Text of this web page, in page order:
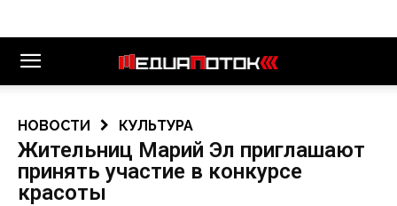
НОВОСТИ КУЛЬТУРА
Жительниц Марий Эл приглашают
принять участие в конкурсе
красоты